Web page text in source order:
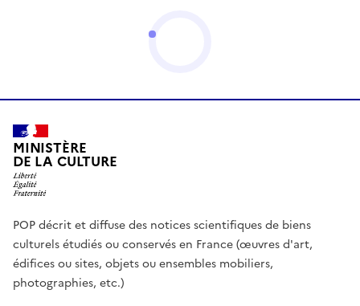
MINISTÈRE
DE LA CULTURE
POP décrit et diffuse des notices scientifiques de biens
culturels étudiés ou conservés en France (œuvres d'art,
édifices ou sites, objets ou ensembles mobiliers,
photographies, etc.)